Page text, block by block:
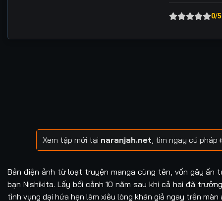
0/
Xem tập mới tại naranjah.net , tìm ngay cú pháp
Bản điện ảnh từ loạt truyện manga cùng tên, vốn gây ấn
bạn Nishikita. Lấy bối cảnh 10 năm sau khi cả hai đã
tình vụng dại hứa hẹn làm xiêu lòng khán giả ngay trên màn